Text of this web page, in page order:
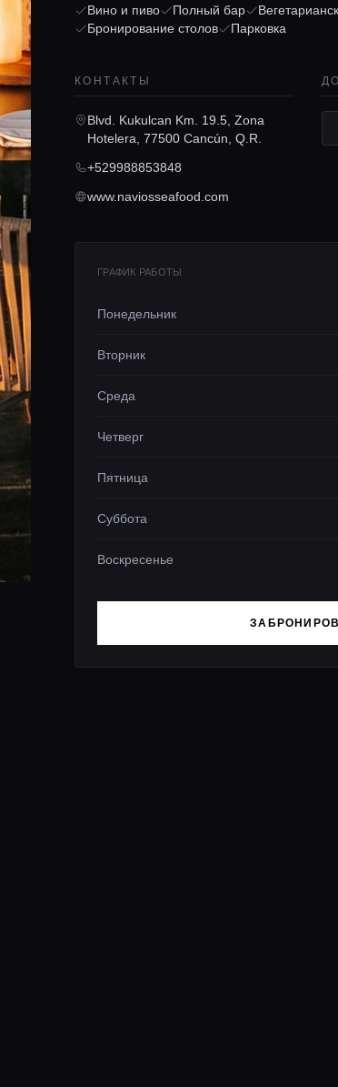
Вино и пиво
Полный бар
Бронирование столов
Парковка
КОНТАКТЫ
Blvd. Kukulcan Km. 19.5, Zona
Hotelera, 77500 Cancún, Q.R.
+529988853848
www.naviosseafood.com
ГРАФИК РАБОТЫ
Понедельник
Вторник
Среда
Четверг
Пятница
Суббота
Воскресенье